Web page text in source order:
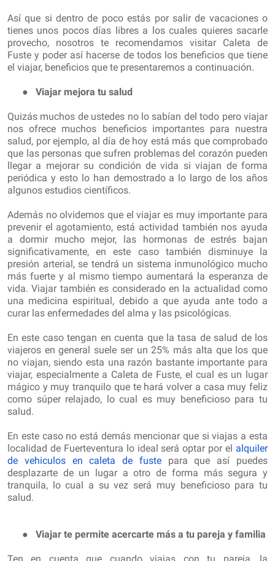
Así que si dentro de poco estás por salir de vacaciones o
tienes unos pocos días libres a los cuales quieres sacarle
provecho, nosotros te recomendamos visitar Caleta de
Fuste y poder así hacerse de todos los beneficios que tiene
el viajar, beneficios que te presentaremos a continuación.
● Viajar mejora tu salud
Quizás muchos de ustedes no lo sabían del todo pero viajar
nos ofrece muchos beneficios importantes para nuestra
salud, por ejemplo, al día de hoy está más que comprobado
que las personas que sufren problemas del corazón pueden
llegar a mejorar su condición de vida si viajan de forma
periódica y esto lo han demostrado a lo largo de los años
algunos estudios científicos.
Además no olvidemos que el viajar es muy importante para
prevenir el agotamiento, está actividad también nos ayuda
a dormir mucho mejor, las hormonas de estrés bajan
significativamente, en este caso también disminuye la
presión arterial, se tendrá un sistema inmunológico mucho
más fuerte y al mismo tiempo aumentará la esperanza de
vida. Viajar también es considerado en la actualidad como
una medicina espiritual, debido a que ayuda ante todo a
curar las enfermedades del alma y las psicológicas.
En este caso tengan en cuenta que la tasa de salud de los
viajeros en general suele ser un 25% más alta que los que
no viajan, siendo esta una razón bastante importante para
viajar, especialmente a Caleta de Fuste, el cual es un lugar
mágico y muy tranquilo que te hará volver a casa muy feliz
como súper relajado, lo cual es muy beneficioso para tu
salud.
En este caso no está demás mencionar que si viajas a esta
localidad de Fuerteventura lo ideal será optar por el alquiler
de vehiculos en caleta de fuste
para que así puedes
desplazarte de un lugar a otro de forma más segura y
tranquila, lo cual a su vez será muy beneficioso para tu
salud.
● Viajar te permite acercarte más a tu pareja y familia
Ten en cuenta que cuando viajas con tu pareja, la